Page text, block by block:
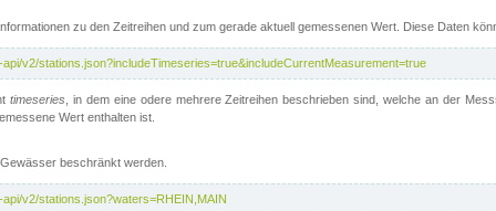
zu den Zeitreihen und zum gerade aktuell gemessenen Wert. Diese Daten
v2/stations.json?includeTimeseries=true&includeCurrentMeasurement=true
timeseries , in dem eine odere mehrere Zeitreihen beschrieben sind, welche an der
Wert enthalten ist.
beschränkt werden.
v2/stations.json?waters=RHEIN,MAIN